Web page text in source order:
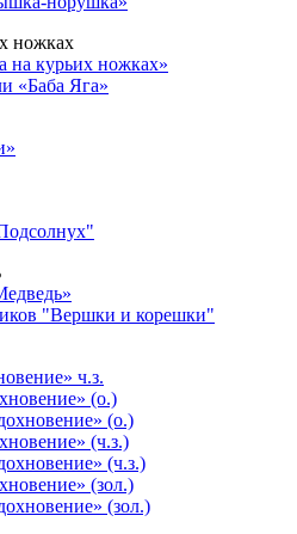
ножках
на курьих ножках»
«Баба Яга»
"Вершки и корешки"
ч.з.
(о.)
(о.)
(ч.з.)
(ч.з.)
(зол.)
(зол.)